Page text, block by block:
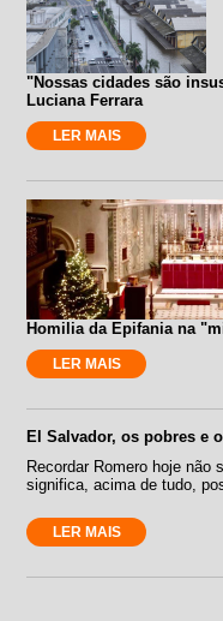
"Nossas cidades são
Luciana Ferrara
LER MAIS
Homilia da Epifania na
LER MAIS
El Salvador, os pobres e
Recordar Romero hoje não
significa, acima de tudo,
LER MAIS